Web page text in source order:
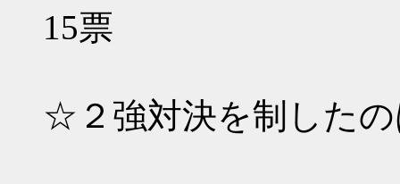
15票
☆２強対決を制した